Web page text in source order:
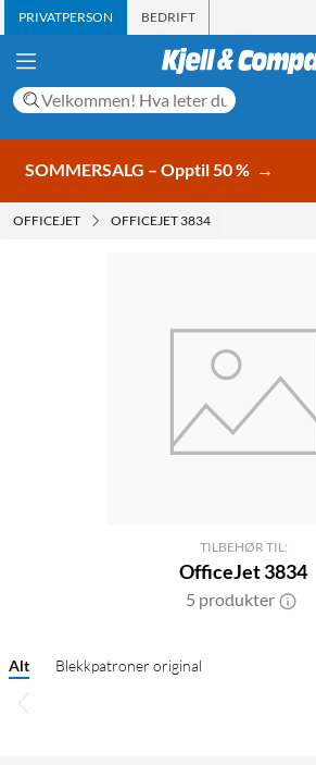
PRIVATPERSON BEDRIFT
SOMMERSALG – Opptil 50 % →
OFFICEJET OFFICEJET 3834
TILBEHØR TIL:
OfficeJet 3834
5 produkter
Alt Blekkpatroner original